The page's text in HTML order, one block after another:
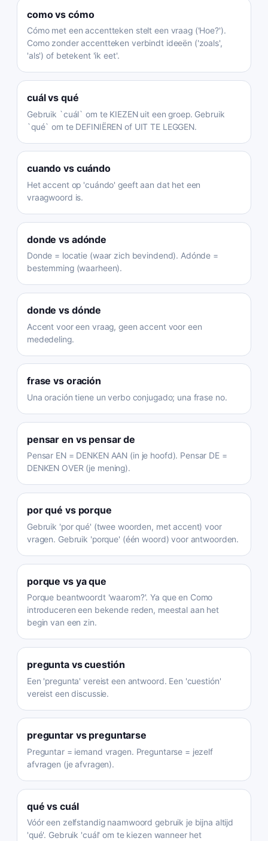
comovs cómo
Cómo met een accentteken stelt een vraag ('Hoe?').
Como zonder accentteken verbindt ideeën ('zoals',
'als') of betekent 'ik eet'.
cuálvs qué
Gebruik `cuál` om te KIEZEN uit een groep. Gebruik
`qué` om te DEFINIËREN of UIT TE LEGGEN.
cuando vs cuándo
Het accent op 'cuándo' geeft aan dat het een
vraagwoord is.
donde vs adónde
Donde = locatie (waar zich bevindend). Adónde =
bestemming (waarheen).
donde vs dónde
Accent voor een vraag, geen accent voor een
mededeling.
frase vs oración
Una oración tiene un verbo conjugado; una frase no.
pensar en vs pensar de
Pensar EN = DENKEN AAN (in je hoofd). Pensar DE =
DENKEN OVER (je mening).
por qué vs porque
Gebruik 'por qué' (twee woorden, met accent) voor
vragen. Gebruik 'porque' (één woord) voor antwoorden.
porque vs ya que
Porque beantwoordt 'waarom?'. Ya que en Como
introduceren een bekende reden, meestal aan het
begin van een zin.
preguntavscuestión
Een 'pregunta' vereist een antwoord. Een 'cuestión'
vereist een discussie.
preguntarvs preguntarse
Preguntar = iemand vragen. Preguntarse = jezelf
afvragen (je afvragen).
qué vscuál
Vóór een zelfstandig naamwoord gebruik je bijna altijd
'qué'. Gebruik 'cuál' om te kiezen wanneer het